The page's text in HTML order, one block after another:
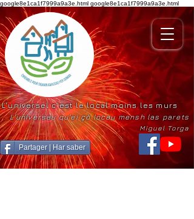
google8e1ca1f7999a9a3e.html google8e1ca1f7999a9a3e.html
Partager | Har saber
L'universel c'est le local moins les murs
L'universau qu'ei çò locau mensh las parets
Miguel Torga